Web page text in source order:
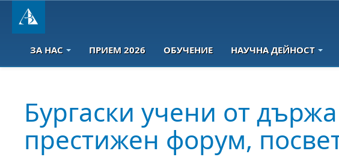
ЗА НАС ПРИЕМ 2026 ОБУЧЕНИЕ НАУЧНА ДЕЙНОСТ
Бургаски учени от
престижен форум,